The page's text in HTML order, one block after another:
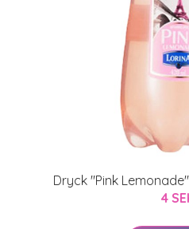
Dryck "Pink
4